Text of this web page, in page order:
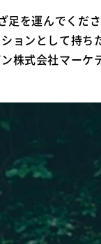
足を運んでくだ
ョンとして持ち
株式会社マーケ